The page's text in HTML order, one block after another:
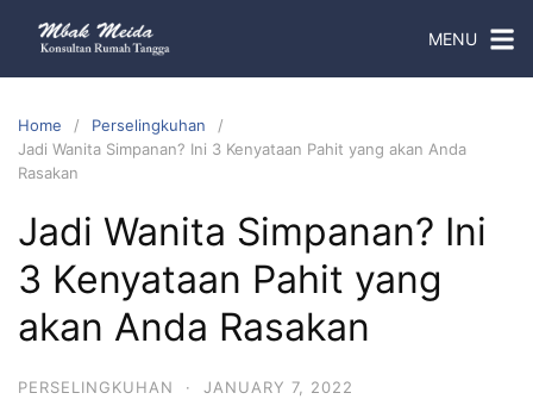
MENU
Home
Perselingkuhan
Jadi Wanita Simpanan? Ini 3 Kenyataan Pahit yang akan Anda
Rasakan
Jadi Wanita Simpanan? Ini
3 Kenyataan Pahit yang
akan Anda Rasakan
PERSELINGKUHAN · JANUARY 7, 2022